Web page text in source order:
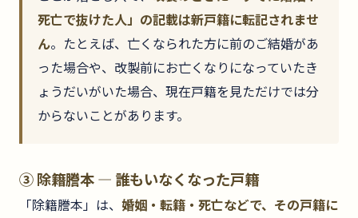
死亡で抜けた人」の記載は新戸籍に転記されませ
ん。たとえば、亡くなられた方に前のご結婚があ
った場合や、改製前にお亡くなりになっていたき
ょうだいがいた場合、現在戸籍を見ただけでは分
からないことがあります。
③ 除籍謄本 — 誰もいなくなった戸籍
「除籍謄本」は、 婚姻・転籍・死亡などで、その戸籍に